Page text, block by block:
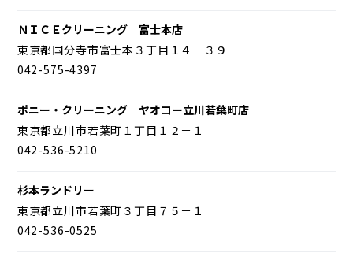
ＮＩＣＥクリーニング 富士本店
東京都国分寺市富士本３丁目１４－３９
042-575-4397
ポニー・クリーニング ヤオコー立川若葉町店
東京都立川市若葉町１丁目１２－１
042-536-5210
杉本ランドリー
東京都立川市若葉町３丁目７５－１
042-536-0525